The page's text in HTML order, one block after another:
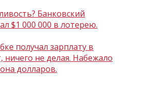
Банковский
$1 000 000 в лотерею.
получал зарплату в
ничего не делая. Набежало
долларов.